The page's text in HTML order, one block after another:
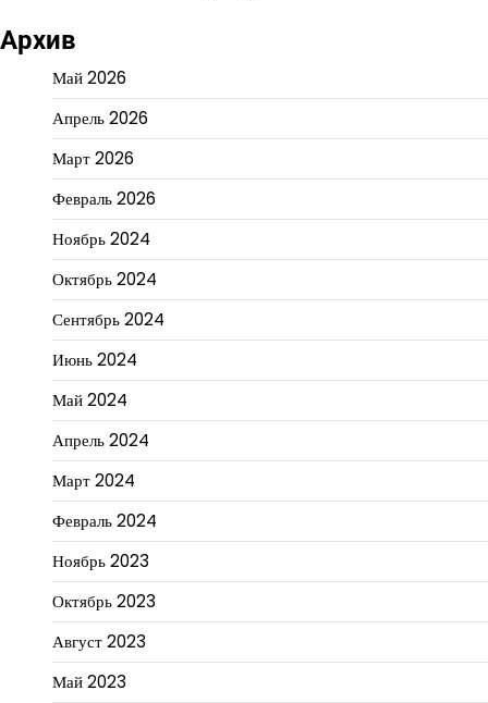
Архив
Май 2026
Апрель 2026
Март 2026
Февраль 2026
Ноябрь 2024
Октябрь 2024
Сентябрь 2024
Июнь 2024
Май 2024
Апрель 2024
Март 2024
Февраль 2024
Ноябрь 2023
Октябрь 2023
Август 2023
Май 2023